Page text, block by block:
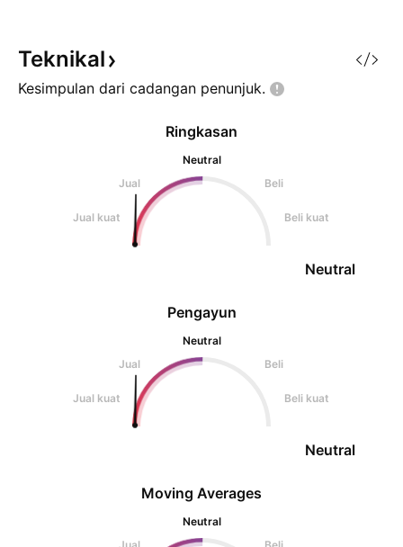
band = Bullish tp perlu expect
lanjutan pullback yg mungkin berl
Teknikal
Kesimpulan dari cadangan penunjuk.
Pengayun
Neutral
Jual
Beli
Jual kuat Beli kuat
Neutral
Ringkasan
Neutral
Jual
Beli
Jual kuat Beli kuat
Neutral
Moving Averages
Neutral